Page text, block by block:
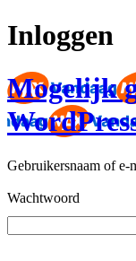
Inloggen
Mogelijk
Gebruikersnaam of e-
Wachtwoord